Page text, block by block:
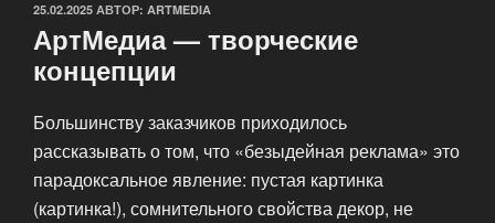
ОПУБЛИКОВАНО
25.02.2025 АВТОР: ARTMEDIA
АртМедиа — творческие
концепции
Большинству заказчиков приходилось
рассказывать о том, что «безыдейная реклама» это
парадоксальное явление: пустая картинка
(картинка!), сомнительного свойства декор, не